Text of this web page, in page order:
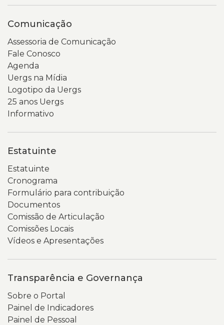
Comunicação
Assessoria de Comunicação
Fale Conosco
Agenda
Uergs na Mídia
Logotipo da Uergs
25 anos Uergs
Informativo
Estatuinte
Estatuinte
Cronograma
Formulário para contribuição
Documentos
Comissão de Articulação
Comissões Locais
Vídeos e Apresentações
Transparência e Governança
Sobre o Portal
Painel de Indicadores
Painel de Pessoal